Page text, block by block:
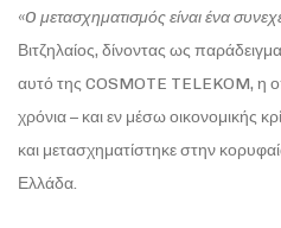
«O μετασχηματισμός είναι ένα
Βιτζηλαίος, δίνοντας ως
αυτό της COSMOTE TELEKOM, η
χρόνια – και εν μέσω οικονομικής
και μετασχηματίστηκε στην
Ελλάδα.